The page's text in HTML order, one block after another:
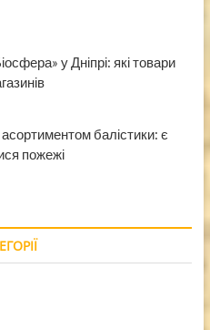
у Дніпрі: які товари
балістики: є
пожежі